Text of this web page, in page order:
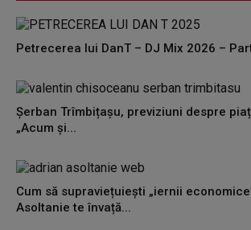
Petrecerea lui DanT – DJ Mix 2026 –
Șerban Trîmbițașu, previziuni despre
„Acum și...
Cum să supraviețuiești „iernii
Asoltanie te învață...